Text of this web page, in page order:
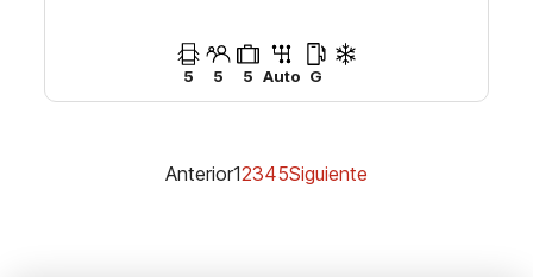
5 5 5 Auto G
Anterior12345Siguiente